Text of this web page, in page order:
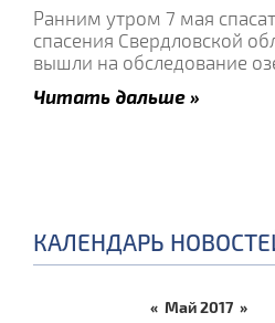
Ранним утром 7 мая
спасения Свердловской
вышли на обследование
Читать дальше »
КАЛЕНДАРЬ
« Май 2017 »